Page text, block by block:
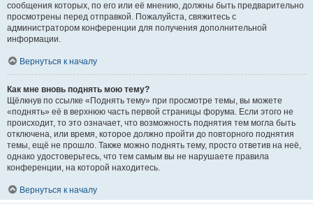
сообщения которых, по его или её мнению, должны быть предварительно
просмотрены перед отправкой. Пожалуйста, свяжитесь с
администратором конференции для получения дополнительной
информации.
Вернуться к началу
Как мне вновь поднять мою тему?
Щёлкнув по ссылке «Поднять тему» при просмотре темы, вы можете
«поднять» её в верхнюю часть первой страницы форума. Если этого не
происходит, то это означает, что возможность поднятия тем могла быть
отключена, или время, которое должно пройти до повторного поднятия
темы, ещё не прошло. Также можно поднять тему, просто ответив на неё,
однако удостоверьтесь, что тем самым вы не нарушаете правила
конференции, на которой находитесь.
Вернуться к началу